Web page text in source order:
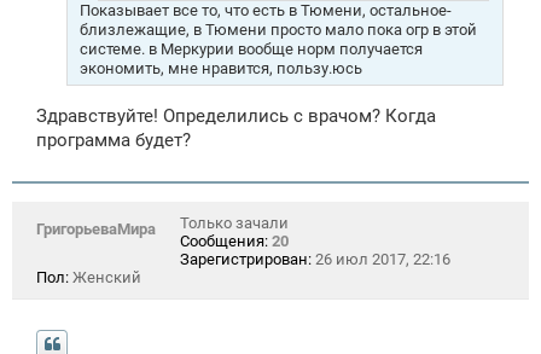
Показывает все то, что есть в Тюмени, остальное-
близлежащие, в Тюмени просто мало пока огр в этой
системе. в Меркурии вообще норм получается
экономить, мне нравится, пользу.юсь
Здравствуйте! Определились с врачом? Когда
программа будет?
ГригорьеваМира
Только зачали
Сообщения: 20
Зарегистрирован: 26 июл 2017, 22:16
Пол: Женский